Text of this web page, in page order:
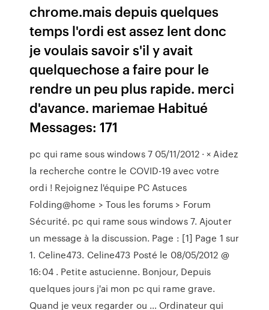
chrome.mais depuis quelques
temps l'ordi est assez lent donc
je voulais savoir s'il y avait
quelquechose a faire pour le
rendre un peu plus rapide. merci
d'avance. mariemae Habitué
Messages: 171
pc qui rame sous windows 7 05/11/2012 · × Aidez
la recherche contre le COVID-19 avec votre
ordi ! Rejoignez l'équipe PC Astuces
Folding@home > Tous les forums > Forum
Sécurité. pc qui rame sous windows 7. Ajouter
un message à la discussion. Page : [1] Page 1 sur
1. Celine473. Celine473 Posté le 08/05/2012 @
16:04 . Petite astucienne. Bonjour, Depuis
quelques jours j'ai mon pc qui rame grave.
Quand je veux regarder ou … Ordinateur qui